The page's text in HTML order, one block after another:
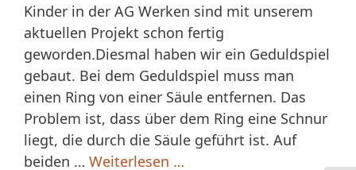
Kinder in der AG Werken sind mit unserem
aktuellen Projekt schon fertig
geworden.Diesmal haben wir ein Geduldspiel
gebaut. Bei dem Geduldspiel muss man
einen Ring von einer Säule entfernen. Das
Problem ist, dass über dem Ring eine Schnur
liegt, die durch die Säule geführt ist. Auf
beiden … Weiterlesen …